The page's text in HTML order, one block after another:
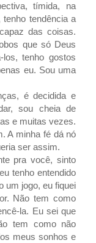
tímida, na
tendência a
das coisas.
que só Deus
tenho gostos
eu. Sou uma
é decidida e
sou cheia de
e muitas vezes.
A minha fé dá nó
ser assim.
pra você, sinto
tenho entendido
um jogo, eu fiquei
Não tem como
la. Eu sei que
tem como não
meus sonhos e